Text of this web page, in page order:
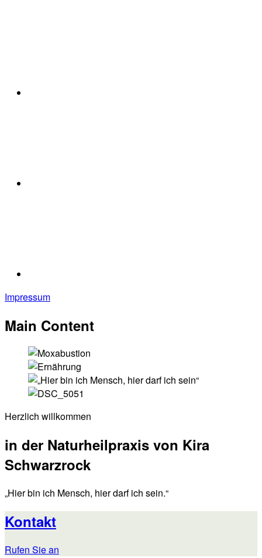
Impressum
Main Content
Herzlich willkommen
in der Naturheilpraxis von Kira
Schwarzrock
„Hier bin ich Mensch, hier darf ich sein.“
Kontakt
Rufen Sie an